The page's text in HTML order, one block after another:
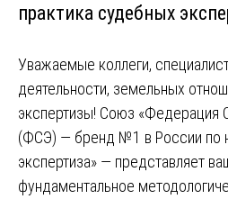
практика судебных
Уважаемые коллеги,
деятельности, земельных
экспертизы! Союз «Федерация
(ФСЭ) — бренд №1 в России по
экспертиза» — представляет
фундаментальное